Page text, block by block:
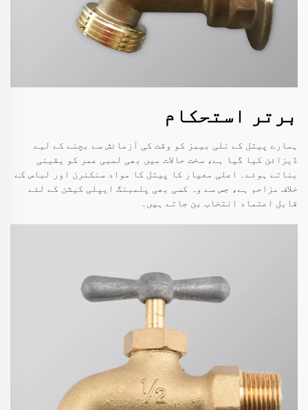
برتر استحکام
ہمارے پیتل کے نلی بیبز کو وقت کی آزمائش سے بچنے کے لیے
ڈیزائن کیا گیا ہے، سخت حالات میں بھی لمبی عمر کو یقینی
بناتے ہوئے۔ اعلی معیار کا پیتل کا مواد سنکنرن اور لباس کے
خلاف مزاحم ہے، جس سے وہ کسی بھی پلمبنگ ایپلی کیشن کے لئے
قابل اعتماد انتخاب بن جاتے ہیں۔